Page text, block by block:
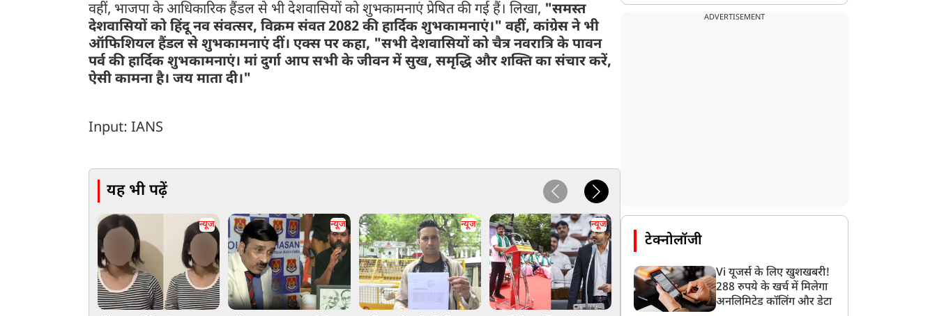
वहीं, भाजपा के आधिकारिक हैंडल से भी देशवासियों को शुभकामनाएं प्रेषित की गई हैं। लिखा, "समस्त
देशवासियों को हिंदू नव संवत्सर, विक्रम संवत 2082 की हार्दिक शुभकामनाएं।" वहीं, कांग्रेस ने भी
ऑफिशियल हैंडल से शुभकामनाएं दीं। एक्स पर कहा, "सभी देशवासियों को चैत्र नवरात्रि के पावन
पर्व की हार्दिक शुभकामनाएं। मां दुर्गा आप सभी के जीवन में सुख, समृद्धि और शक्ति का संचार करें,
ऐसी कामना है। जय माता दी।"
Input: IANS
यह भी पढ़ें
न्यूज न्यूज न्यूज न्यूज
ADVERTISEMENT
टेक्नोलॉजी
Vi यूजर्स के लिए खुशखबरी!
288 रुपये के खर्च में मिलेगा
अनलिमिटेड कॉलिंग और डेटा